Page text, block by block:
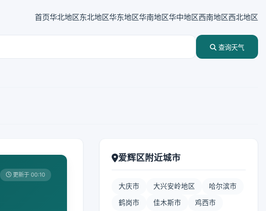
首页华北地区东北地区华东地区华南地区华中地区西南地区西北地区
查询天气
更新于 00:10
爱辉区附近城市
大庆市 大兴安岭地区 哈尔滨市
鹤岗市 佳木斯市 鸡西市